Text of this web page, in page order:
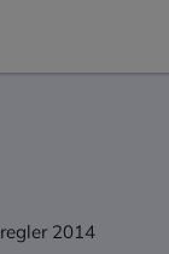
2014